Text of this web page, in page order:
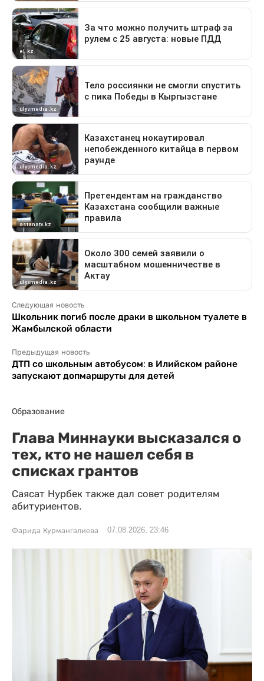
Следующая новость
Школьник погиб после драки в школьном туалете в
Жамбылской области
Предыдущая новость
ДТП со школьным автобусом: в Илийском районе
запускают допмаршруты для детей
Образование
Глава Миннауки высказался о
тех, кто не нашел себя в
списках грантов
Саясат Нурбек также дал совет родителям
абитуриентов.
Фарида Курмангалиева 07.08.2026, 23:46